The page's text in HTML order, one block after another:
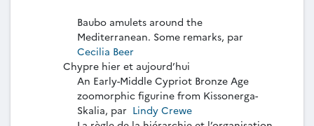
Baubo amulets around the
Mediterranean. Some remarks, par
Cecilia Beer
Chypre hier et aujourd’hui
An Early-Middle Cypriot Bronze Age
zoomorphic figurine from Kissonerga-
Skalia, par Lindy Crewe